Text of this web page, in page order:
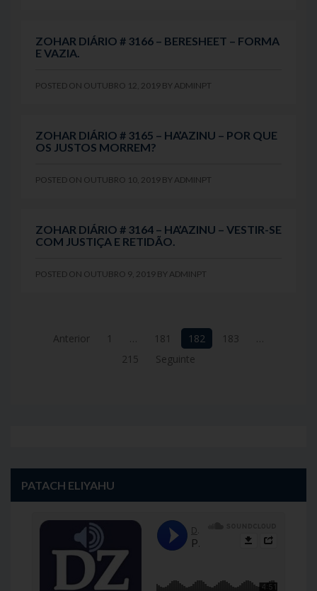
ZOHAR DIÁRIO # 3166 – BERESHEET – FORMA
E VAZIA.
POSTED ON OUTUBRO 12, 2019 BY ADMINPT
ZOHAR DIÁRIO # 3165 – HA’AZINU – POR QUE
OS JUSTOS MORREM?
POSTED ON OUTUBRO 10, 2019 BY ADMINPT
ZOHAR DIÁRIO # 3164 – HA’AZINU – VESTIR-SE
COM JUSTIÇA E RETIDÃO.
POSTED ON OUTUBRO 9, 2019 BY ADMINPT
Navegação
Anterior 1 … 181 182 183
…
215
Seguinte
PATACH ELIYAHU